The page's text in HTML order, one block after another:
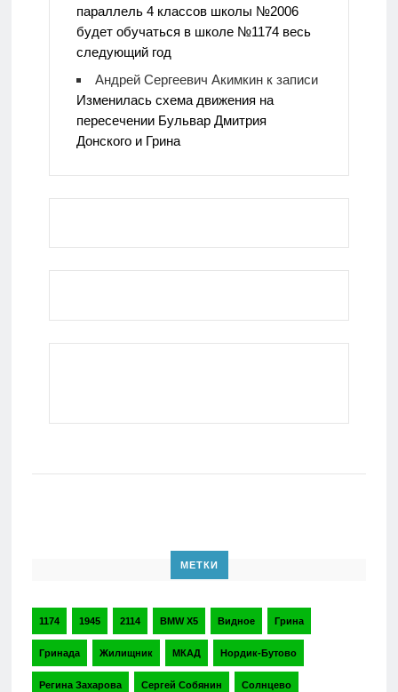
параллель 4 классов школы №2006
будет обучаться в школе №1174 весь
следующий год
Андрей Сергеевич Акимкинк записи
Изменилась схема движения на
пересечении Бульвар Дмитрия
Донского и Грина
МЕТКИ
1174 1945 2114 BMW X5 Видное Грина
Гринада Жилищник МКАД Нордик-Бутово
Регина Захарова Сергей Собянин Солнцево